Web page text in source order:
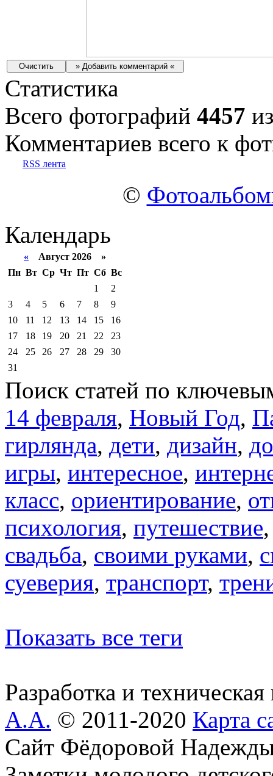
Статистика
Всего фотографий 4457
Комментариев всего к
RSS лента
©
Календарь
« Август 2026 »
Пн Вт Ср Чт Пт Сб Вс
1
2
3
4 5 6 7 8
9
10
11 12 13 14 15
16
17
18 19 20 21 22
23
24
25 26 27 28 29
30
31
Поиск статей по
14 февраля, Новый Год,
гирлянда, дети, дизайн,
игры, интересное,
класс, ориентирование,
психология, путешествие
свадьба, своими руками,
суеверия, транспорт,
Показать все теги
Разработка и
А.А. © 2011-2020 Карта
Сайт Фёдоровой